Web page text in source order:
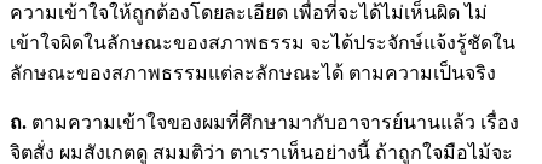
ความเข้าใจให้ถูกต้องโดยละเอียด เพื่อที่จะได้ไม่เห็นผิด ไม่
เข้าใจผิดในลักษณะของสภาพธรรม จะได้ประจักษ์แจ้งรู้ชัดใน
ลักษณะของสภาพธรรมแต่ละลักษณะได้ ตามความเป็นจริง
ถ. ตามความเข้าใจของผมที่ศึกษามากับอาจารย์นานแล้ว เรื่อง
จิตสั่ง ผมสังเกตดู สมมติว่า ตาเราเห็นอย่างนี้ ถ้าถูกใจมือไม้จะ